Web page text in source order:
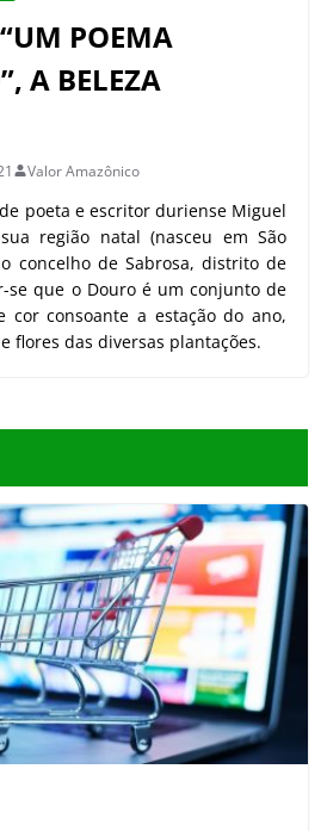
POEMA
A BELEZA
Valor Amazônico
poeta e escritor duriense Miguel
região natal (nasceu em São
concelho de Sabrosa, distrito de
se que o Douro é um conjunto de
cor consoante a estação do ano,
flores das diversas plantações.